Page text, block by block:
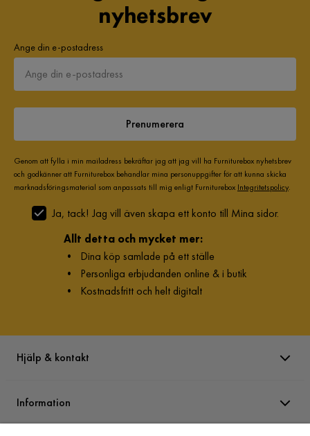
nyhetsbrev
Ange din e-postadress
Prenumerera
Genom att fylla i min mailadress bekräftar jag att jag vill ha Furniturebox nyhetsbrev
och godkänner att Furniturebox behandlar mina personuppgifter för att kunna skicka
marknadsföringsmaterial som anpassats till mig enligt Furniturebox Integritetspolicy.
Ja, tack! Jag vill även skapa ett konto till Mina sidor.
Allt detta och mycket mer:
• Dina köp samlade på ett ställe
• Personliga erbjudanden online & i butik
• Kostnadsfritt och helt digitalt
Hjälp & kontakt
Information